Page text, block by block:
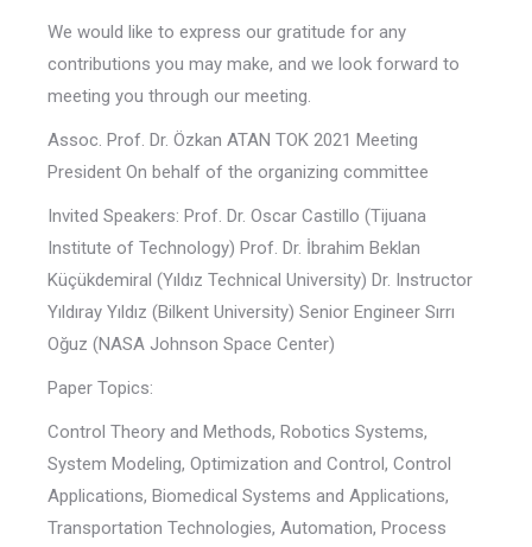
We would like to express our gratitude for any
contributions you may make, and we look forward to
meeting you through our meeting.
Assoc. Prof. Dr. Özkan ATAN TOK 2021 Meeting
President On behalf of the organizing committee
Invited Speakers: Prof. Dr. Oscar Castillo (Tijuana
Institute of Technology) Prof. Dr. İbrahim Beklan
Küçükdemiral (Yıldız Technical University) Dr. Instructor
Yıldıray Yıldız (Bilkent University) Senior Engineer Sırrı
Oğuz (NASA Johnson Space Center)
Paper Topics:
Control Theory and Methods, Robotics Systems,
System Modeling, Optimization and Control, Control
Applications, Biomedical Systems and Applications,
Transportation Technologies, Automation, Process